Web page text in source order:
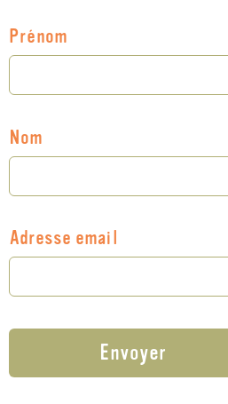
Prénom
Nom
Adresse email
Envoyer